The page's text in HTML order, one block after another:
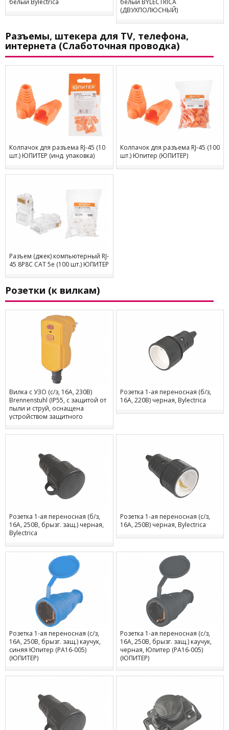
белый Bylectrica
белый BYLECTRICA
(ДВУХПОЛЮСНЫЙ)
Разъемы, штекера для TV, телефона,
интернета (Слаботочная проводка)
Колпачок для разъема RJ-45 (10
шт.) ЮПИТЕР (инд. упаковка)
Колпачок для разъема RJ-45 (100
шт.) Юпитер (ЮПИТЕР)
Разъем (джек) компьютерный RJ-
45 8P8C CAT 5e (100 шт.) ЮПИТЕР
Розетки (к вилкам)
Вилка с УЗО (с/з, 16А, 230В)
Brennenstuhl (IP55, с защитой от
пыли и струй, оснащена
устройством защитного
Розетка 1-ая переносная (б/з,
16А, 220В) черная, Bylectrica
Розетка 1-ая переносная (б/з,
16А, 250В, брызг. защ.) черная,
Bylectrica
Розетка 1-ая переносная (с/з,
16А, 250В) черная, Bylectrica
Розетка 1-ая переносная (с/з,
16А, 250В, брызг. защ.) каучук,
синяя Юпитер (РА16-005)
(ЮПИТЕР)
Розетка 1-ая переносная (с/з,
16А, 250В, брызг. защ.) каучук,
черная, Юпитер (РА16-005)
(ЮПИТЕР)